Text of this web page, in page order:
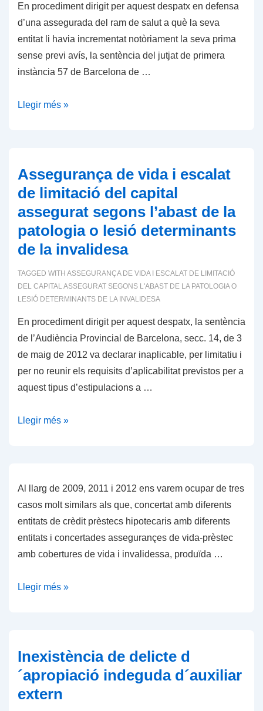
a
l
´indemnització
per
clientela
En procediment dirigit per aquest despatx en defensa
d’una assegurada del ram de salut a què la seva
entitat li havia incrementat notòriament la seva prima
sense previ avís, la sentència del jutjat de primera
instància 57 de Barcelona de …
Increment
assegurança
de
Llegir més »
Assegurança de vida i escalat
de limitació del capital
assegurat segons l’abast de la
patologia o lesió determinants
de la invalidesa
TAGGED WITH ASSEGURANÇA DE VIDA I ESCALAT DE LIMITACIÓ
DEL CAPITAL ASSEGURAT SEGONS L'ABAST DE LA PATOLOGIA O
LESIÓ DETERMINANTS DE LA INVALIDESA
En procediment dirigit per aquest despatx, la sentència
de l’Audiència Provincial de Barcelona, ​​secc. 14, de 3
de maig de 2012 va declarar inaplicable, per limitatiu i
per no reunir els requisits d’aplicabilitat previstos per a
aquest tipus d’estipulacions a …
Assegurança
escalat
de
limitació
del
capital
segons
patologia
lesió
determinants
Llegir més »
Al llarg de 2009, 2011 i 2012 ens varem ocupar de tres
casos molt similars als que, concertat amb diferents
entitats de crèdit prèstecs hipotecaris amb diferents
entitats i concertades assegurançes de vida-prèstec
amb cobertures de vida i invalidessa, produïda …
Llegir més »
Inexistència de delicte d
´apropiació indeguda d´auxiliar
extern